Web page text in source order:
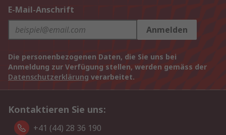
E-Mail-Anschrift
Anmelden
Die personenbezogenen Daten, die Sie uns bei
Anmeldung zur Verfügung stellen, werden gemäss der
Datenschutzerklärung verarbeitet.
Kontaktieren Sie uns:
+41 (44) 28 36 190